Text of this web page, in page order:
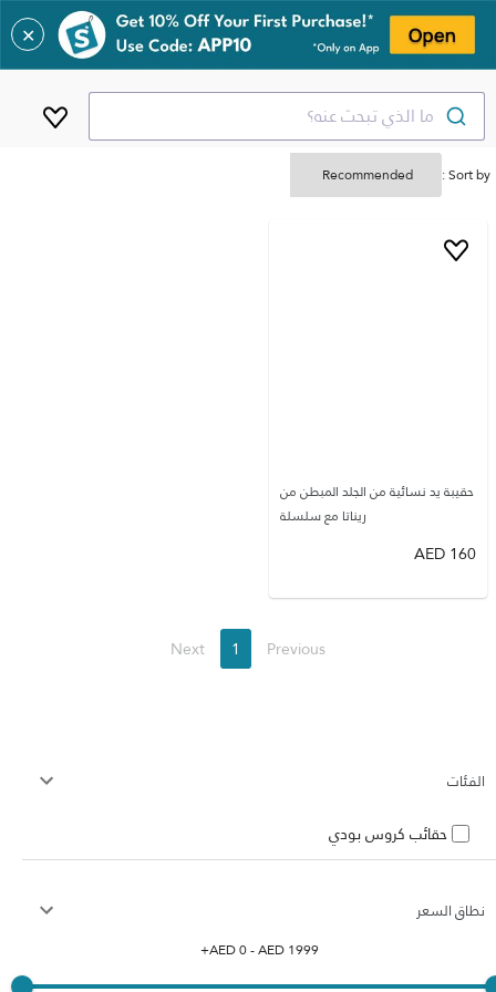
✕
ما الذي تبحث عنه؟
الفئات
حقائب كروس بودي
نطاق السعر
AED0- AED1999
+
Sort by :
حقيبة يد نسائية من الجلد المبطن من
ريناتا مع سلسلة
160
AED
Previous
1
Next